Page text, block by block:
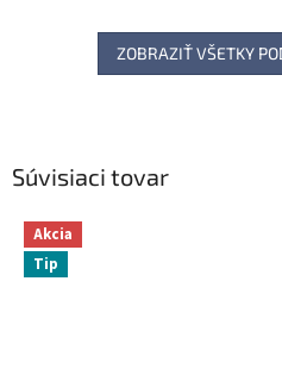
Súvisiaci tovar
Akcia
Tip
ZOBRAZIŤ VŠETKY